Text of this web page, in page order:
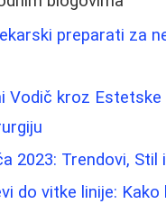
preparati za
Vodič kroz
2023: Trendovi, Stil
do vitke linije: Kako